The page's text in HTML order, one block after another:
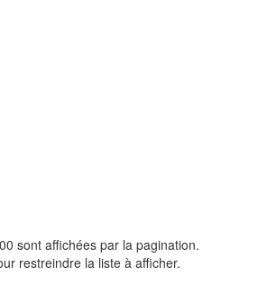
sont affichées par la pagination.
restreindre la liste à afficher.